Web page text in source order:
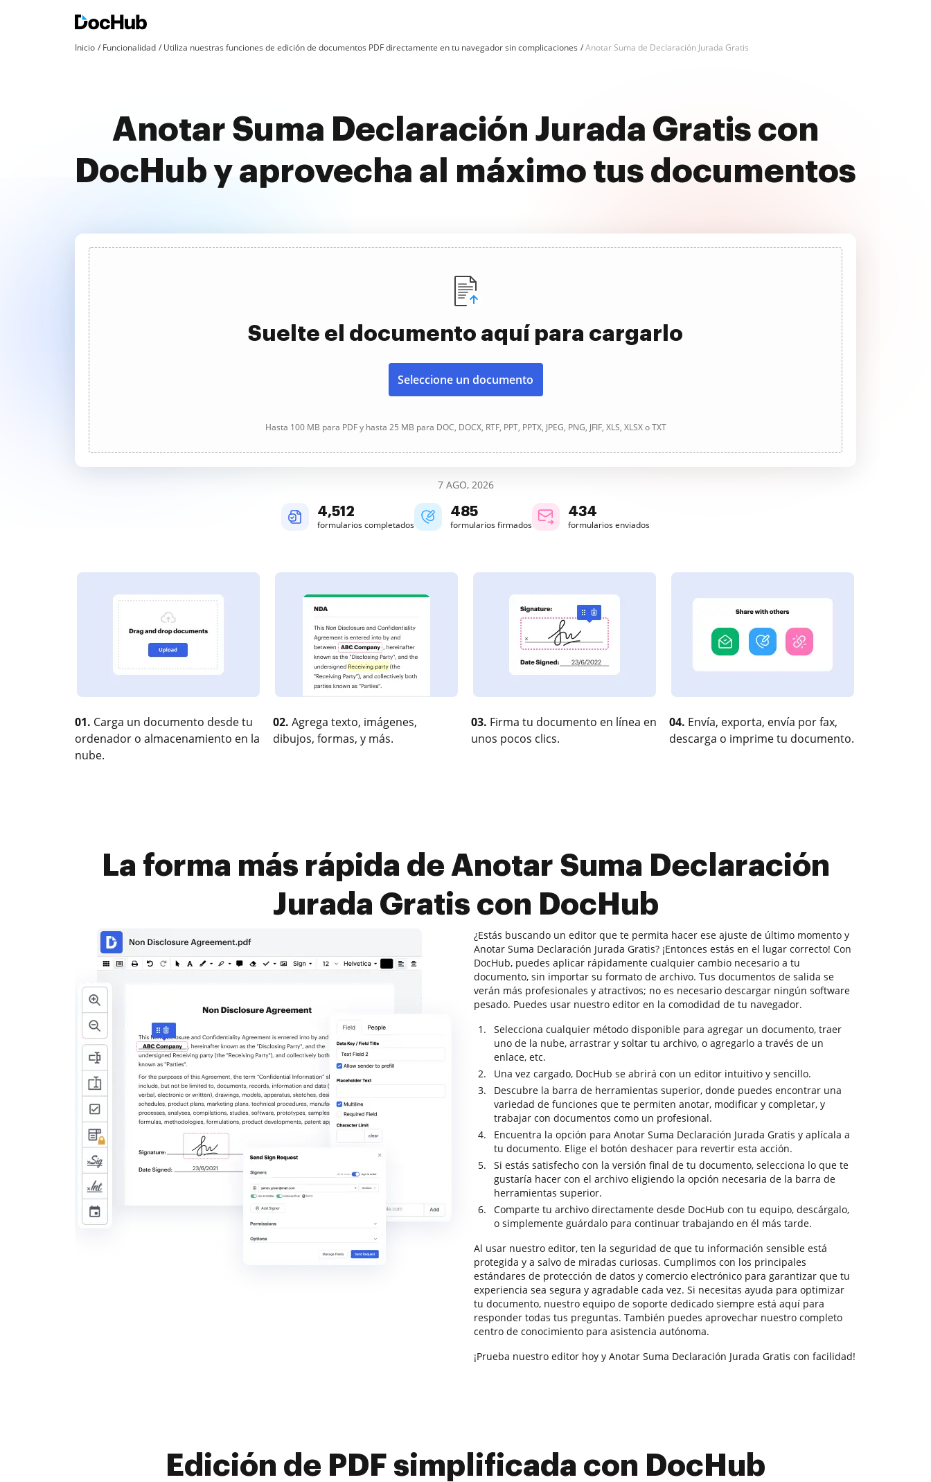
Inicio Funcionalidad Utiliza nuestras funciones de edición de documentos PDF directamente en tu navegador sin complicaciones Anotar Suma de Declaración Jurada Gratis
Anotar Suma Declaración Jurada Gratis con
DocHub y aprovecha al máximo tus documentos
Suelte el documento aquí para cargarlo
Seleccione un documento
Hasta 100 MB para PDF y hasta 25 MB para DOC, DOCX, RTF, PPT, PPTX, JPEG, PNG, JFIF, XLS, XLSX o TXT
7 AGO, 2026
4,512
formularios completados
485
formularios firmados
434
formularios enviados
01. Carga un documento desde tu
ordenador o almacenamiento en la
nube.
02. Agrega texto, imágenes,
dibujos, formas, y más.
03. Firma tu documento en línea en
unos pocos clics.
04. Envía, exporta, envía por fax,
descarga o imprime tu documento.
La forma más rápida de Anotar Suma Declaración
Jurada Gratis con DocHub
¿Estás buscando un editor que te permita hacer ese ajuste de último momento y
Anotar Suma Declaración Jurada Gratis? ¡Entonces estás en el lugar correcto! Con
DocHub, puedes aplicar rápidamente cualquier cambio necesario a tu
documento, sin importar su formato de archivo. Tus documentos de salida se
verán más profesionales y atractivos; no es necesario descargar ningún software
pesado. Puedes usar nuestro editor en la comodidad de tu navegador.
Selecciona cualquier método disponible para agregar un documento, traer
uno de la nube, arrastrar y soltar tu archivo, o agregarlo a través de un
enlace, etc.
Una vez cargado, DocHub se abrirá con un editor intuitivo y sencillo.
Descubre la barra de herramientas superior, donde puedes encontrar una
variedad de funciones que te permiten anotar, modificar y completar, y
trabajar con documentos como un profesional.
Encuentra la opción para Anotar Suma Declaración Jurada Gratis y aplícala a
tu documento. Elige el botón deshacer para revertir esta acción.
Si estás satisfecho con la versión final de tu documento, selecciona lo que te
gustaría hacer con el archivo eligiendo la opción necesaria de la barra de
herramientas superior.
Comparte tu archivo directamente desde DocHub con tu equipo, descárgalo,
o simplemente guárdalo para continuar trabajando en él más tarde.
Al usar nuestro editor, ten la seguridad de que tu información sensible está
protegida y a salvo de miradas curiosas. Cumplimos con los principales
estándares de protección de datos y comercio electrónico para garantizar que tu
experiencia sea segura y agradable cada vez. Si necesitas ayuda para optimizar
tu documento, nuestro equipo de soporte dedicado siempre está aquí para
responder todas tus preguntas. También puedes aprovechar nuestro completo
centro de conocimiento para asistencia autónoma.
¡Prueba nuestro editor hoy y Anotar Suma Declaración Jurada Gratis con facilidad!
Edición de PDF simplificada con DocHub